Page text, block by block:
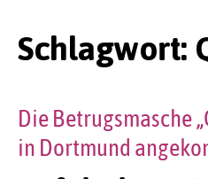
Schlagwort:
Die Betrugsmasche
in Dortmund